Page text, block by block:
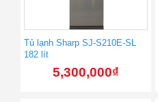
Tủ lạnh Sharp SJ-S210E-SL
182 lít
5,300,000₫